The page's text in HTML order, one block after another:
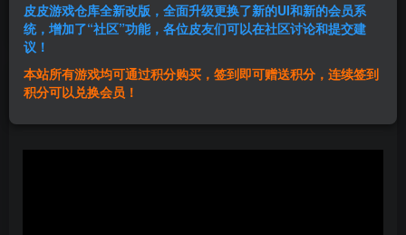
登录购买
群主1号
皮皮游戏仓库全新改版，全面升级更换了新的UI和新的会员系
统，增加了“社区”功能，各位皮友们可以在社区讨论和提交建
议！
本站所有游戏均可通过积分购买，签到即可赠送积分，连续签到
积分可以兑换会员！